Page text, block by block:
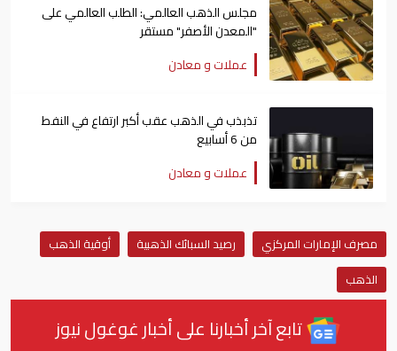
مجلس الذهب العالمي: الطلب العالمي على
"المعدن الأصفر" مستقر
عملات و معادن
تذبذب في الذهب عقب أكبر ارتفاع في النفط
من 6 أسابيع
عملات و معادن
مصرف الإمارات المركزي رصيد السبائك الذهبية
أوقية الذهب
الذهب
تابع آخر أخبارنا على أخبار غوغول نيوز